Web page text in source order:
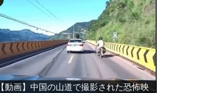
【動画】中国の山道で撮影された恐怖映